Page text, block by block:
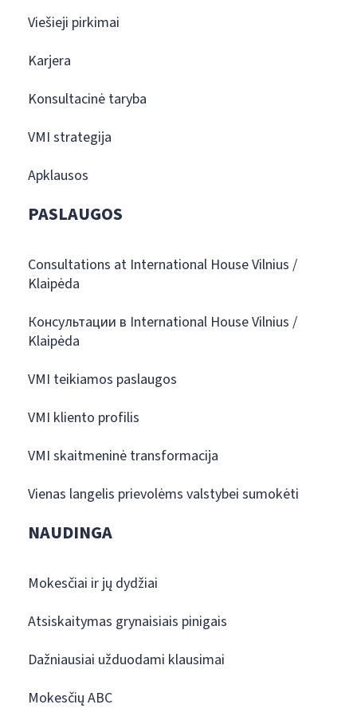
Viešieji pirkimai
Karjera
Konsultacinė taryba
VMI strategija
Apklausos
PASLAUGOS
Consultations at International House Vilnius /
Klaipėda
Консультации в International House Vilnius /
Klaipėda
VMI teikiamos paslaugos
VMI kliento profilis
VMI skaitmeninė transformacija
Vienas langelis prievolėms valstybei sumokėti
NAUDINGA
Mokesčiai ir jų dydžiai
Atsiskaitymas grynaisiais pinigais
Dažniausiai užduodami klausimai
Mokesčių ABC